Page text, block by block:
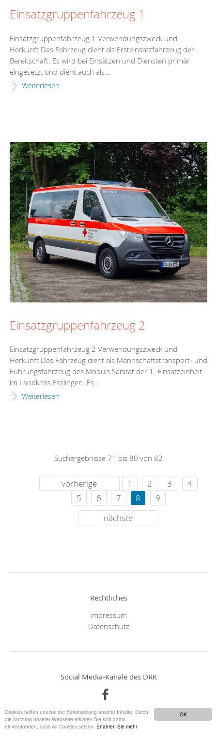
OK
Cookies helfen uns bei der Bereitstellung unserer Inhalte. Durch
die Nutzung unserer Webseite erklären Sie sich damit
einverstanden, dass wir Cookies setzen. Erfahren Sie mehr
Einsatzgruppenfahrzeug 1
Einsatzgruppenfahrzeug 1 Verwendungszweck und
Herkunft Das Fahrzeug dient als Ersteinsatzfahrzeug der
Bereitschaft. Es wird bei Einsätzen und Diensten primär
eingesetzt und dient auch als...
Weiterlesen
Einsatzgruppenfahrzeug 2
Einsatzgruppenfahrzeug 2 Verwendungszweck und
Herkunft Das Fahrzeug dient als Mannschaftstransport- und
Führungsfahrzeug des Moduls Sanität der 1. Einsatzeinheit
im Landkreis Esslingen. Es...
Weiterlesen
Suchergebnisse 71 bis 80 von 82
vorherige 1 2 3
4
5
6 7 8
9
nächste
Rechtliches
Impressum
Datenschutz
Social Media-Kanäle des DRK